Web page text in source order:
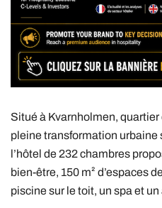
Situé à Kvarnholmen, quartier
pleine transformation urbaine
l’hôtel de 232 chambres
bien-être, 150 m² d’espaces
piscine sur le toit, un spa et